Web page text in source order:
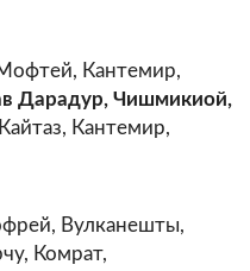
Кантемир,
Дарадур, Чишмикиой,
Кантемир,
Вулканешты,
Комрат,